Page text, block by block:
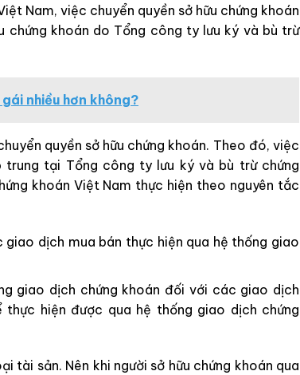
Nam, việc chuyển quyền sở hữu chứng khoán
chứng khoán do Tổng công ty lưu ký và bù trừ
nhiều hơn không?
quyền sở hữu chứng khoán. Theo đó, việc
trung tại Tổng công ty lưu ký và bù trừ chứng
khoán Việt Nam thực hiện theo nguyên tắc
dịch mua bán thực hiện qua hệ thống giao
giao dịch chứng khoán đối với các giao dịch
hiện được qua hệ thống giao dịch chứng
tài sản. Nên khi người sở hữu chứng khoán qua